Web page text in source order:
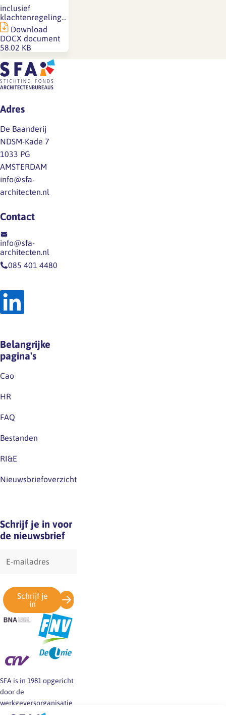
inclusief
klachtenregeling…
Download
DOCX document
58.02 KB
Adres
De Baanderij
NDSM-Kade 7
1033 PG
AMSTERDAM
info@sfa-
architecten.nl
Contact
info@sfa-
architecten.nl
085 401 4480
Belangrijke
pagina's
Cao
HR
FAQ
Bestanden
RI&E
Nieuwsbriefoverzicht
Schrijf je in voor
de nieuwsbrief
mailadres
Schrijf je
in
SFA is in 1981 opgericht
door de
werkgeversorganisatie